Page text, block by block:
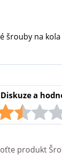
šrouby na
Diskuze a
produkt